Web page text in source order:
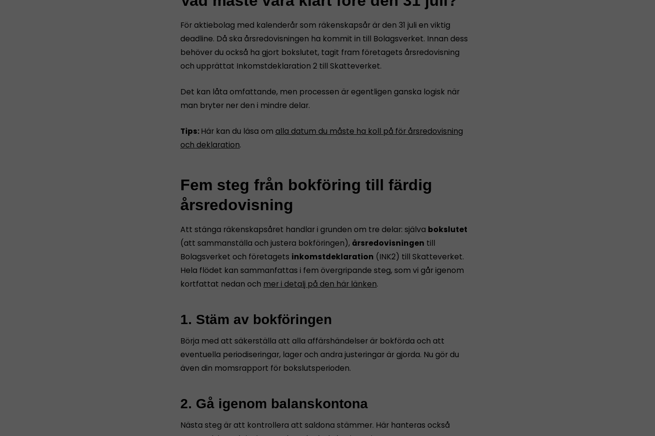
För aktiebolag med kalenderår som räkenskapsår är den 31 juli en viktig
deadline. Då ska årsredovisningen ha kommit in till Bolagsverket. Innan dess
behöver du också ha gjort bokslutet, tagit fram företagets årsredovisning
och upprättat Inkomstdeklaration 2 till Skatteverket.
Det kan låta omfattande, men processen är egentligen ganska logisk när
man bryter ner den i mindre delar.
Tips:Här kan du läsa om alla datum du måste ha koll på för årsredovisning
och deklaration.
Fem steg från bokföring till färdig
årsredovisning
Att stänga räkenskapsåret handlar i grunden om tre delar: själva bokslutet
(att sammanställa och justera bokföringen), årsredovisningen till
Bolagsverket och företagets inkomstdeklaration (INK2) till Skatteverket.
Hela flödet kan sammanfattas i fem övergripande steg, som vi går igenom
kortfattat nedan och mer i detalj på den här länken.
1. Stäm av bokföringen
Börja med att säkerställa att alla affärshändelser är bokförda och att
eventuella periodiseringar, lager och andra justeringar är gjorda. Nu gör du
även din momsrapport för bokslutsperioden.
2. Gå igenom balanskontona
Nästa steg är att kontrollera att saldona stämmer. Här hanteras också